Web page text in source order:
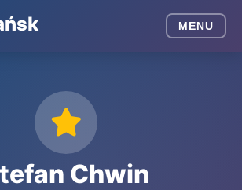
MENU
Chwin